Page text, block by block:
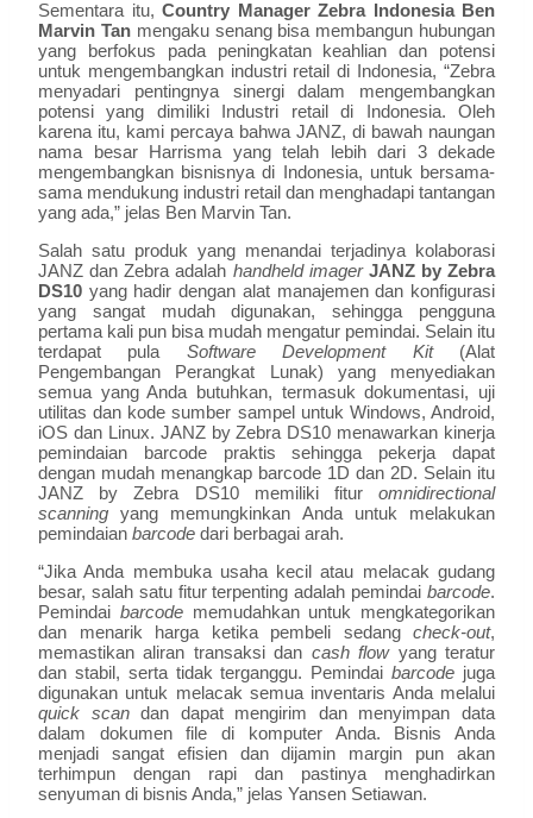
Sementara itu, Country Manager Zebra Indonesia Ben
Marvin Tanmengaku senang bisa membangun hubungan
yang berfokus pada peningkatan keahlian dan potensi
untuk mengembangkan industri retail di Indonesia, “Zebra
menyadari pentingnya sinergi dalam mengembangkan
potensi yang dimiliki Industri retail di Indonesia. Oleh
karena itu, kami percaya bahwa JANZ, di bawah naungan
nama besar Harrisma yang telah lebih dari 3 dekade
mengembangkan bisnisnya di Indonesia, untuk bersama-
sama mendukung industri retail dan menghadapi tantangan
yang ada,” jelas Ben Marvin Tan.
Salah satu produk yang menandai terjadinya kolaborasi
JANZ dan Zebra adalah handheld imager JANZ by Zebra
DS10 yang hadir dengan alat manajemen dan konfigurasi
yang sangat mudah digunakan, sehingga pengguna
pertama kali pun bisa mudah mengatur pemindai. Selain itu
terdapat pula Software Development Kit(Alat
Pengembangan Perangkat Lunak) yang menyediakan
semua yang Anda butuhkan, termasuk dokumentasi, uji
utilitas dan kode sumber sampel untuk Windows, Android,
iOS dan Linux. JANZ by Zebra DS10 menawarkan kinerja
pemindaian barcode praktis sehingga pekerja dapat
dengan mudah menangkap barcode 1D dan 2D. Selain itu
JANZ by Zebra DS10 memiliki fitur omnidirectional
scanning yang memungkinkan Anda untuk melakukan
pemindaian barcode dari berbagai arah.
“Jika Anda membuka usaha kecil atau melacak gudang
besar, salah satu fitur terpenting adalah pemindai barcode.
Pemindai barcodememudahkan untuk mengkategorikan
dan menarik harga ketika pembeli sedang check-out,
memastikan aliran transaksi dan cash flowyang teratur
dan stabil, serta tidak terganggu. Pemindaibarcode juga
digunakan untuk melacak semua inventaris Anda melalui
quick scandan dapat mengirim dan menyimpan data
dalam dokumen file di komputer Anda. Bisnis Anda
menjadi sangat efisien dan dijamin margin pun akan
terhimpun dengan rapi dan pastinya menghadirkan
senyuman di bisnis Anda,” jelas Yansen Setiawan.